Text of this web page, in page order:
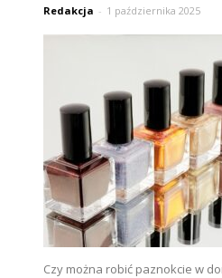
Redakcja - 1 października 2025
Czy można robić paznokcie w